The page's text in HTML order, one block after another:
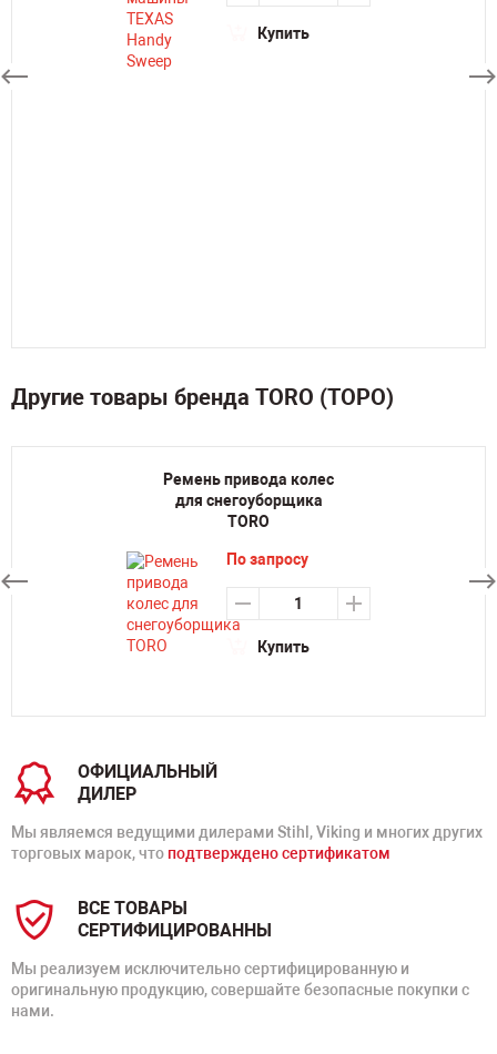
Купить
Другие товары бренда TORO (ТОРО)
Ремень привода колес
для снегоуборщика
TORO
По запросу
Купить
ОФИЦИАЛЬНЫЙ
ДИЛЕР
Мы являемся ведущими дилерами Stihl, Viking и многих других
торговых марок, что подтверждено сертификатом
ВСЕ ТОВАРЫ
СЕРТИФИЦИРОВАННЫ
Мы реализуем исключительно сертифицированную и
оригинальную продукцию, совершайте безопасные покупки с
нами.